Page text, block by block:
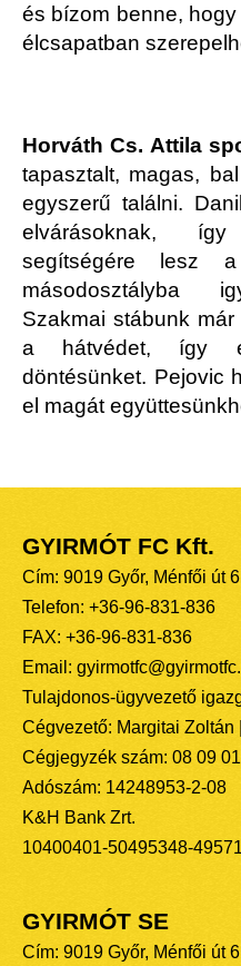
és bízom benne,
élcsapatban
Horváth Cs. Attila
tapasztalt, magas,
egyszerű találni.
elvárásoknak,
segítségére lesz
másodosztályba
Szakmai stábunk
a hátvédet, így
döntésünket. Pejovic
el magát
GYIRMÓT FC Kft.
Cím: 9019 Győr, Ménfői út
Telefon: +36-96-831-836
FAX: +36-96-831-836
Email:
Tulajdonos-ügyvezető
Cégvezető: Margitai Zoltán
Cégjegyzék szám: 08 09
Adószám: 14248953-2-08
K&H Bank Zrt.
10400401-50495348-
GYIRMÓT SE
Cím: 9019 Győr, Ménfői út